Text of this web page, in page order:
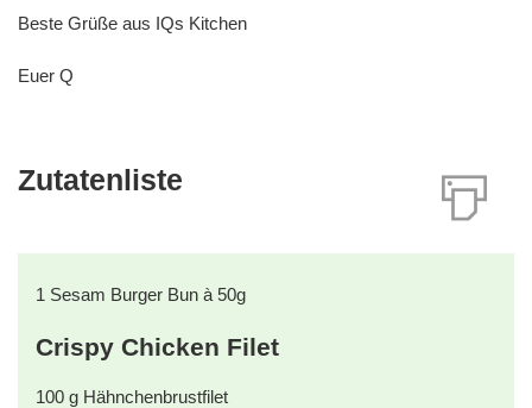
Beste Grüße aus IQs Kitchen
Euer Q
Zutatenliste
1 Sesam Burger Bun à 50g
Crispy Chicken Filet
100 g Hähnchenbrustfilet